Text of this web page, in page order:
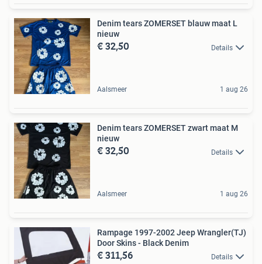
Denim tears ZOMERSET blauw maat L
nieuw
€ 32,50 Details
Aalsmeer 1 aug 26
Denim tears ZOMERSET zwart maat M
nieuw
€ 32,50 Details
Aalsmeer 1 aug 26
Rampage 1997-2002 Jeep Wrangler(TJ)
Door Skins - Black Denim
€ 311,56 Details